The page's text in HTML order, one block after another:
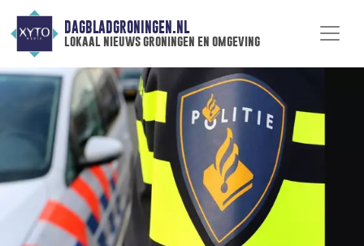
DAGBLADGRONINGEN.NL
lokaal nieuws groningen en omgeving